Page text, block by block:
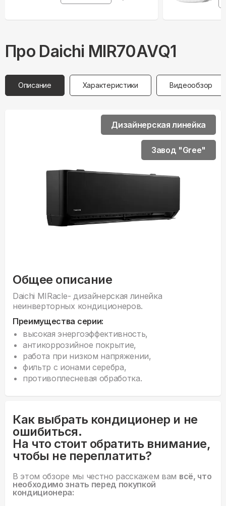
Про Daichi MIR70AVQ1
Описание Характеристики Видеообзор
Общее описание
Daichi MIRacle- дизайнерская линейка
неинверторных кондиционеров.
Преимущества серии:
высокая энергоэффективность,
антикоррозийное покрытие,
работа при низком напряжении,
фильтр с ионами серебра,
противоплесневая обработка.
Дизайнерская линейка
Завод "Gree"
Как выбрать кондиционер и не
ошибиться.
На что стоит обратить внимание,
чтобы не переплатить?
В этом обзоре мы честно расскажем вам всё, что
необходимо знать перед покупкой
кондиционера: